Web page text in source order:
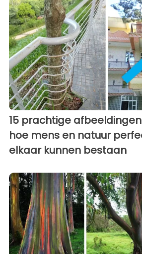
15 prachtige
hoe mens en natuur
elkaar kunnen bestaan